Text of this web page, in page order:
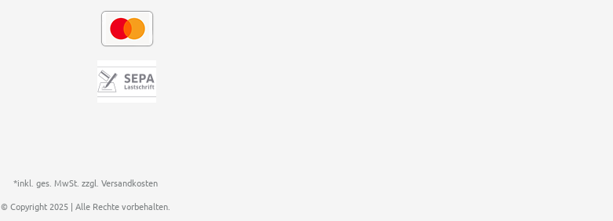
*inkl. ges. MwSt. zzgl. Versandkosten
© Copyright 2025 | Alle Rechte vorbehalten.